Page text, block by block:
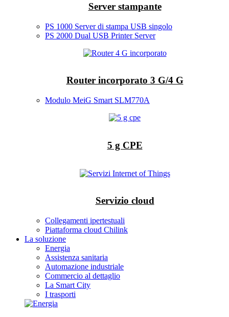
Server stampante
PS 1000 Server di stampa USB singolo
PS 2000 Dual USB Printer Server
Router incorporato 3 G/4 G
Modulo MeiG Smart SLM770A
5 g CPE
Servizio cloud
Collegamenti ipertestuali
Piattaforma cloud Chilink
La soluzione
Energia
Assistenza sanitaria
Automazione industriale
Commercio al dettaglio
La Smart City
I trasporti